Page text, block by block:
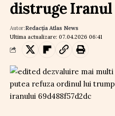
distruge Iranul
Ultima actualizare: 07.04.2026 06:41
Autor:Redacția Atlas News